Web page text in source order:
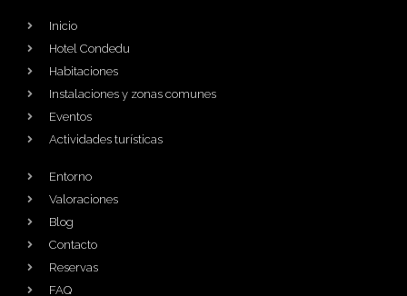
Inicio
Hotel Condedu
Habitaciones
Instalaciones y zonas comunes
Eventos
Actividades turísticas
Entorno
Valoraciones
Blog
Contacto
Reservas
FAQ